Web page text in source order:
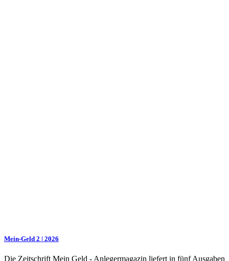
Mein-Geld 2 | 2026
Die Zeitschrift Mein Geld - Anlegermagazin liefert in fünf Ausgaben